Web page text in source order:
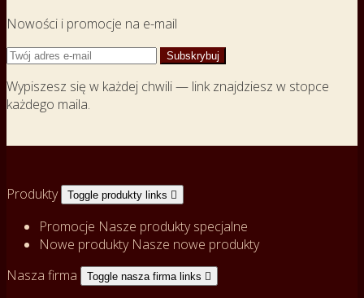
Nowości i promocje na e-mail
Wypiszesz się w każdej chwili — link znajdziesz w stopce
każdego maila.
Produkty Toggle produkty links 
Promocje Nasze produkty specjalne
Nowe produkty Nasze nowe produkty
Nasza firma
Toggle nasza firma links 